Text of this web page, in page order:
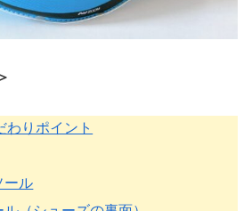
わりポイント
ール